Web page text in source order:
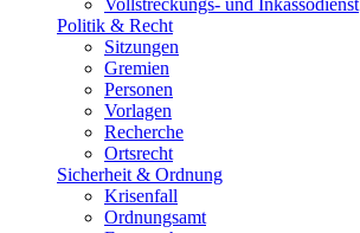
Vollstreckungs- und Inkassodienst
Politik & Recht
Sitzungen
Gremien
Personen
Vorlagen
Recherche
Ortsrecht
Sicherheit & Ordnung
Krisenfall
Ordnungsamt